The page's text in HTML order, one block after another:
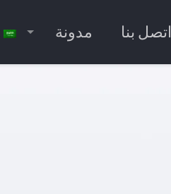
اتصل بنا مدونة